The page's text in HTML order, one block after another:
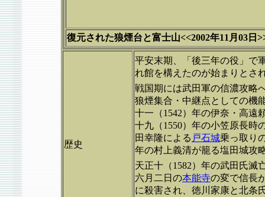
復元された狼煙台と富士山<<2002年11月03日
歴史
平安末期、「後三年の役」で
れ館を構えたのが始まりとさ
戦国期には武田軍の信濃攻略
狼煙集合・中継点としての機
十一（1542）年の伊奈・高遠
十九（1550）年の小笠原長時
田幸隆による 戸石城乗っ取り
年の村上義清が籠る塩田城攻
天正十（1582）年の武田氏滅
六月二日の本能寺の変で信長
に殺害され、徳川家康と北条